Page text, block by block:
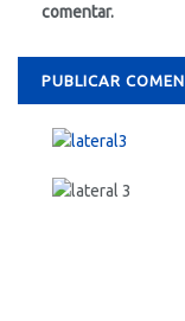
comentar.